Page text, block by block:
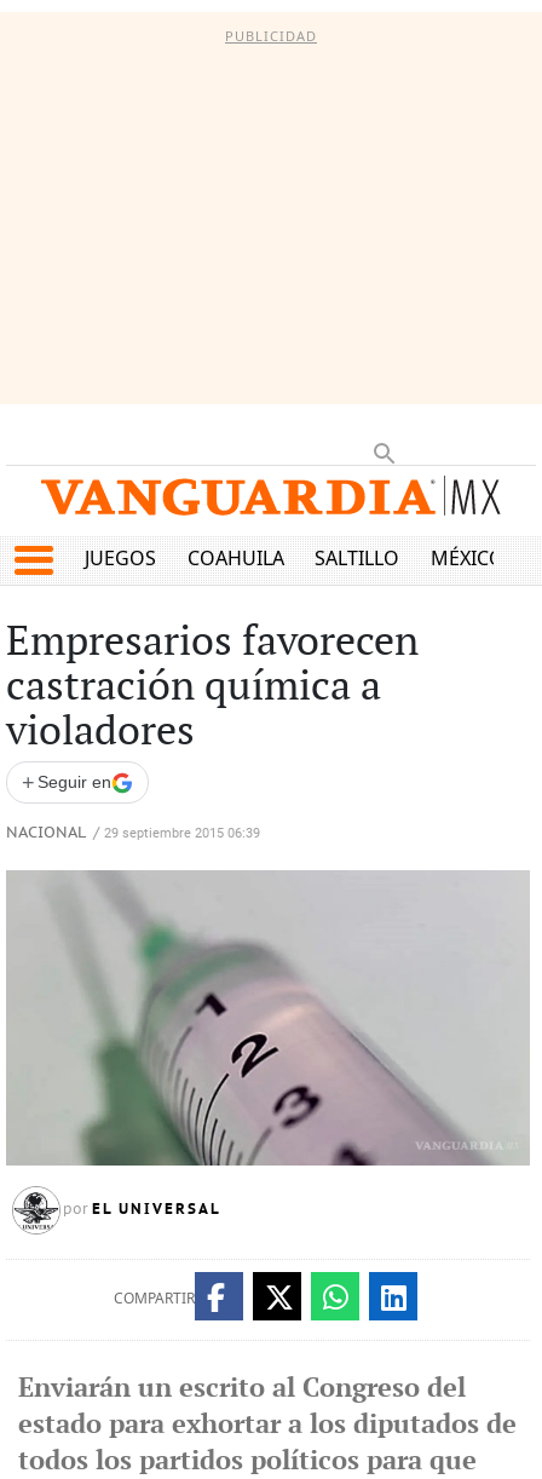
PUBLICIDAD
JUEGOS COAHUILA SALTILLO MÉXICO
Empresarios favorecen
castración química a
violadores
+ Seguir en
NACIONAL / 29 septiembre 2015 06:39
por EL UNIVERSAL
COMPARTIR
Enviarán un escrito al Congreso del
estado para exhortar a los diputados de
todos los partidos políticos para que